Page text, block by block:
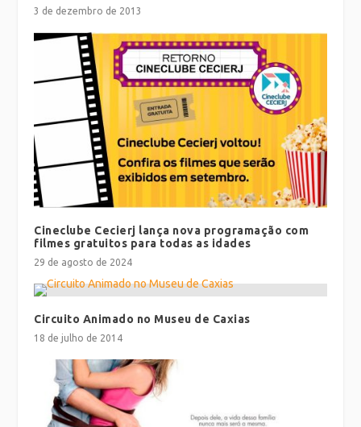
3 de dezembro de 2013
Cineclube Cecierj lança nova programação com
filmes gratuitos para todas as idades
29 de agosto de 2024
Circuito Animado no Museu de Caxias
18 de julho de 2014